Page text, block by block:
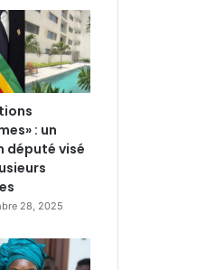
: un
député visé
28, 2025